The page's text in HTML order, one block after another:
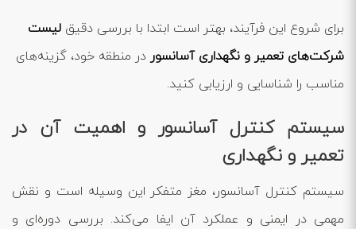
برای شروع این فرآیند، بهتر است ابتدا با بررسی دقیق لیست
شرکت‌های تعمیر و نگهداری آسانسور در منطقه خود، گزینه‌های
مناسب را شناسایی و ارزیابی کنید.
سیستم کنترل آسانسور و اهمیت آن در
تعمیر و نگهداری
سیستم کنترل آسانسور، مغز متفکر این وسیله است و نقش
مهمی در ایمنی و عملکرد آن ایفا می‌کند. بررسی دوره‌ای و